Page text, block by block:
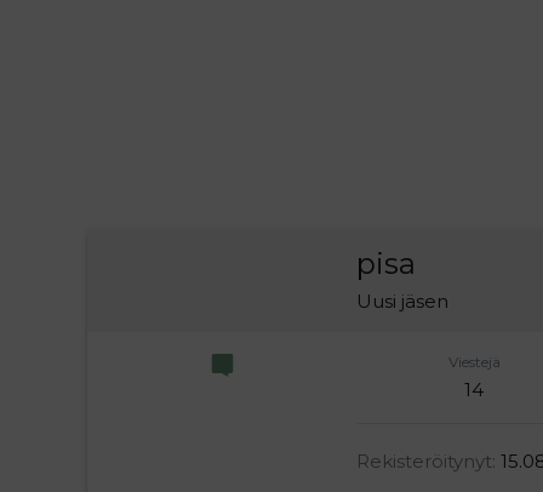
pisa
Uusi jäsen
Viestejä
14
Rekisteröitynyt